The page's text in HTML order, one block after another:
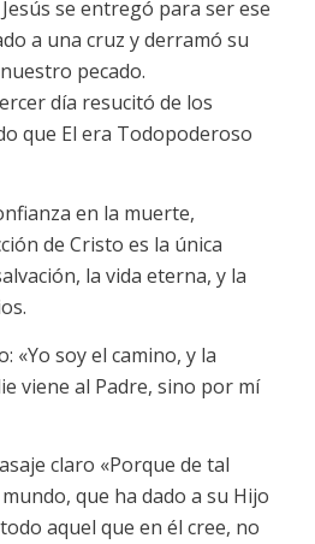
se entregó para ser ese
a una cruz y derramó su
pecado.
día resucitó de los
que El era Todopoderoso
en la muerte,
de Cristo es la única
la vida eterna, y la
«Yo soy el camino, y la
viene al Padre, sino por mí
claro «Porque de tal
que ha dado a su Hijo
aquel que en él cree, no